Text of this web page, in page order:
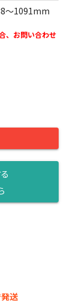
〜1091mm
お問い合わせ
送